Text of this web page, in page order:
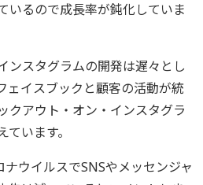
いるので成長率が鈍化していま
ンスタグラムの開発は遅々とし
ェイスブックと顧客の活動が統
クアウト・オン・インスタグラ
います。
ウイルスでSNSやメッセンジャ